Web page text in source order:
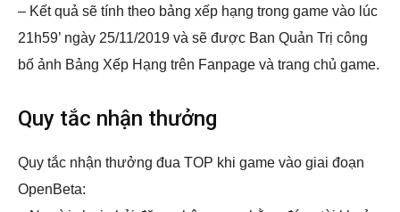
– Kết quả sẽ tính theo bảng xếp hạng trong game vào lúc
21h59’ ngày 25/11/2019 và sẽ được Ban Quản Trị công
bố ảnh Bảng Xếp Hạng trên Fanpage và trang chủ game.
Quy tắc nhận thưởng
Quy tắc nhận thưởng đua TOP khi game vào giai đoạn
OpenBeta: